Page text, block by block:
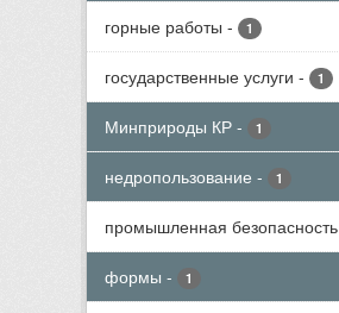
горные работы - 1
государственные услуги - 1
Минприроды КР - 1
недропользование - 1
промышленная безопасность
формы - 1